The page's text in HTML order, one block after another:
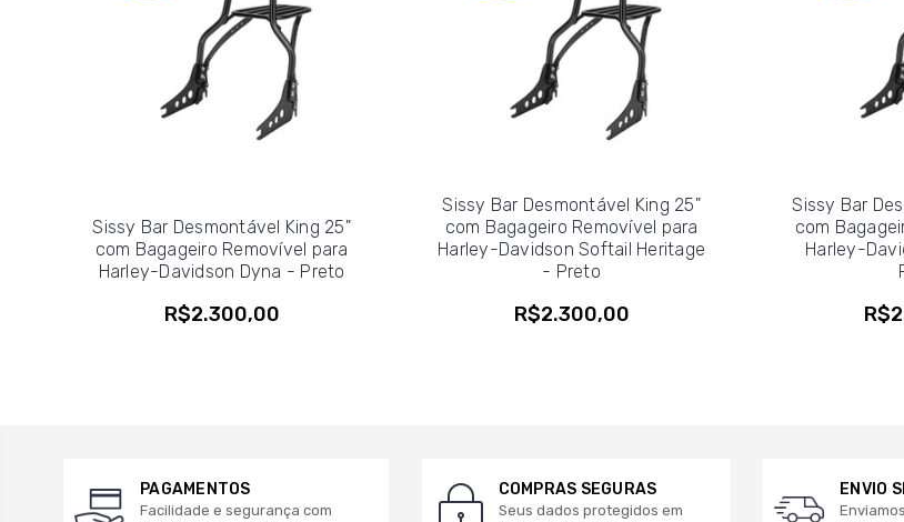
Sissy Bar Desmontável King 25"
com Bagageiro Removível para
Harley-Davidson Dyna - Preto
R$2.300,00
Sissy Bar Desmontável King 25"
com Bagageiro Removível para
Harley-Davidson Softail Heritage
- Preto
R$2.300,00
Sissy Bar
com
Harley-
PAGAMENTOS
Facilidade e segurança com
COMPRAS SEGURAS
Seus dados protegidos em
ENVIO